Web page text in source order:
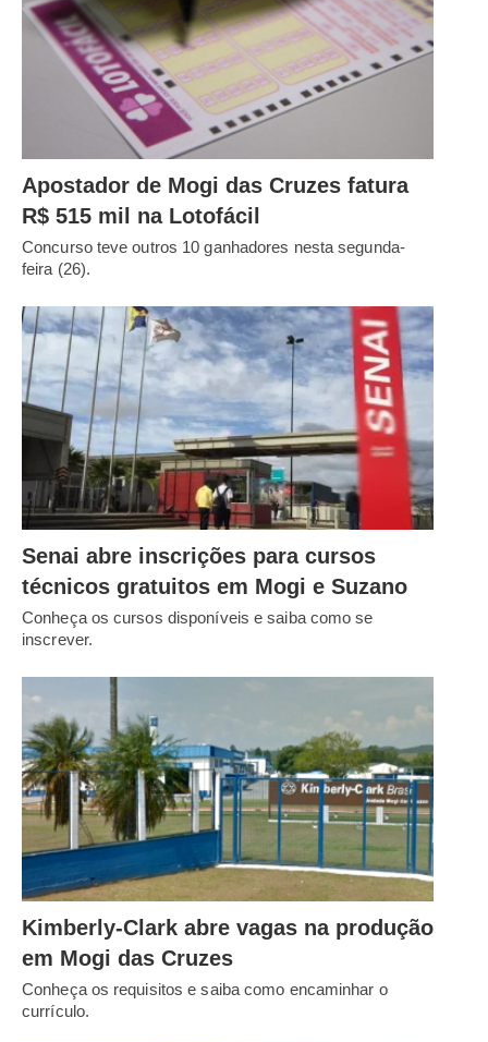
Apostador de Mogi das Cruzes fatura
R$ 515 mil na Lotofácil
Concurso teve outros 10 ganhadores nesta segunda-
feira (26).
Senai abre inscrições para cursos
técnicos gratuitos em Mogi e Suzano
Conheça os cursos disponíveis e saiba como se
inscrever.
Kimberly-Clark abre vagas na produção
em Mogi das Cruzes
Conheça os requisitos e saiba como encaminhar o
currículo.